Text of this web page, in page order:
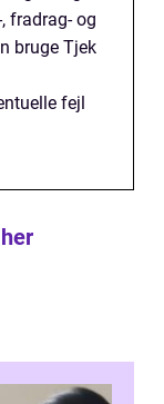
fradrag- og
bruge Tjek
fejl